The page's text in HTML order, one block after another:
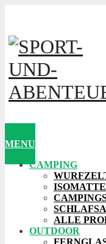
MENU
CAMPING
ALLE
OUTDOOR